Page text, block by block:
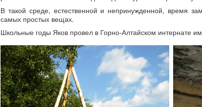
В такой среде, естественной и непринужденной, время
самых простых вещах.
Школьные годы Яков провел в Горно-Алтайском интернате